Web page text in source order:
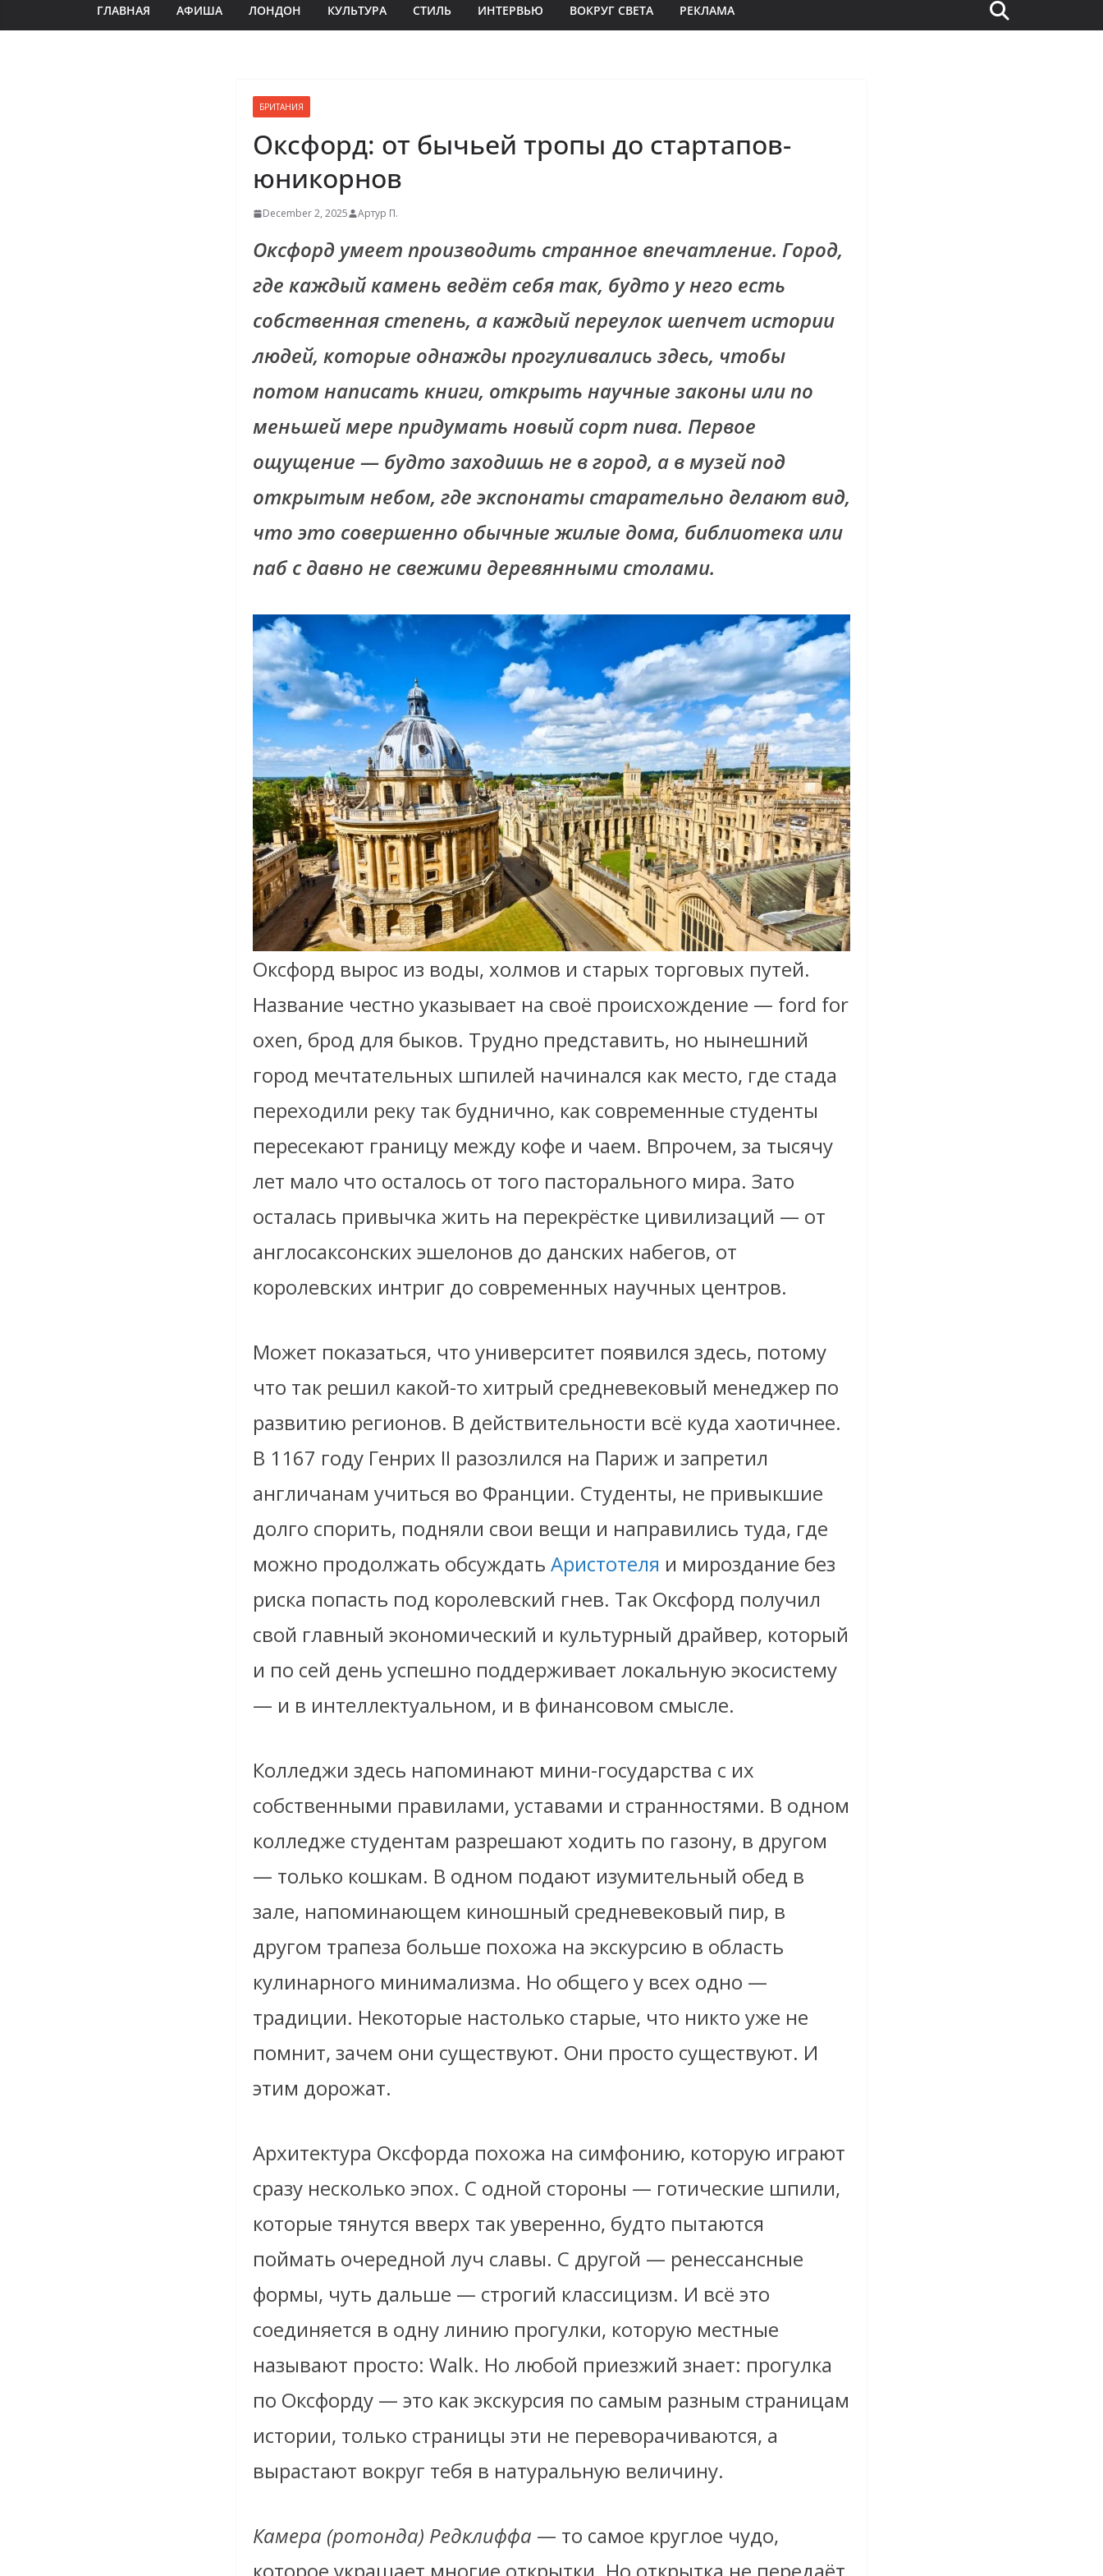
ГЛАВНАЯ АФИША ЛОНДОН КУЛЬТУРА СТИЛЬ ИНТЕРВЬЮ ВОКРУГ СВЕТА РЕКЛАМА
БРИТАНИЯ
Оксфорд: от бычьей тропы до стартапов-
юникорнов
December 2, 2025 Артур П.
Оксфорд умеет производить странное впечатление. Город,
где каждый камень ведёт себя так, будто у него есть
собственная степень, а каждый переулок шепчет истории
людей, которые однажды прогуливались здесь, чтобы
потом написать книги, открыть научные законы или по
меньшей мере придумать новый сорт пива. Первое
ощущение — будто заходишь не в город, а в музей под
открытым небом, где экспонаты старательно делают вид,
что это совершенно обычные жилые дома, библиотека или
паб с давно не свежими деревянными столами.
Оксфорд вырос из воды, холмов и старых торговых путей.
Название честно указывает на своё происхождение — ford for
oxen, брод для быков. Трудно представить, но нынешний
город мечтательных шпилей начинался как место, где стада
переходили реку так буднично, как современные студенты
пересекают границу между кофе и чаем. Впрочем, за тысячу
лет мало что осталось от того пасторального мира. Зато
осталась привычка жить на перекрёстке цивилизаций — от
англосаксонских эшелонов до данских набегов, от
королевских интриг до современных научных центров.
Может показаться, что университет появился здесь, потому
что так решил какой-то хитрый средневековый менеджер по
развитию регионов. В действительности всё куда хаотичнее.
В 1167 году Генрих II разозлился на Париж и запретил
англичанам учиться во Франции. Студенты, не привыкшие
долго спорить, подняли свои вещи и направились туда, где
можно продолжать обсуждать Аристотеля и мироздание без
риска попасть под королевский гнев. Так Оксфорд получил
свой главный экономический и культурный драйвер, который
и по сей день успешно поддерживает локальную экосистему
— и в интеллектуальном, и в финансовом смысле.
Колледжи здесь напоминают мини-государства с их
собственными правилами, уставами и странностями. В одном
колледже студентам разрешают ходить по газону, в другом
— только кошкам. В одном подают изумительный обед в
зале, напоминающем киношный средневековый пир, в
другом трапеза больше похожа на экскурсию в область
кулинарного минимализма. Но общего у всех одно —
традиции. Некоторые настолько старые, что никто уже не
помнит, зачем они существуют. Они просто существуют. И
этим дорожат.
Архитектура Оксфорда похожа на симфонию, которую играют
сразу несколько эпох. С одной стороны — готические шпили,
которые тянутся вверх так уверенно, будто пытаются
поймать очередной луч славы. С другой — ренессансные
формы, чуть дальше — строгий классицизм. И всё это
соединяется в одну линию прогулки, которую местные
называют просто: Walk. Но любой приезжий знает: прогулка
по Оксфорду — это как экскурсия по самым разным страницам
истории, только страницы эти не переворачиваются, а
вырастают вокруг тебя в натуральную величину.
Камера (ротонда) Редклиффа — то самое круглое чудо,